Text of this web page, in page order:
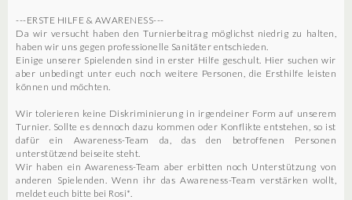
---ERSTE HILFE & AWARENESS---
Da wir versucht haben den Turnierbeitrag möglichst niedrig zu halten,
haben wir uns gegen professionelle Sanitäter entschieden.
Einige unserer Spielenden sind in erster Hilfe geschult. Hier suchen wir
aber unbedingt unter euch noch weitere Personen, die Ersthilfe leisten
können und möchten.
Wir tolerieren keine Diskriminierung in irgendeiner Form auf unserem
Turnier. Sollte es dennoch dazu kommen oder Konflikte entstehen, so ist
dafür ein Awareness-Team da, das den betroffenen Personen
unterstützend beiseite steht.
Wir haben ein Awareness-Team aber erbitten noch Unterstützung von
anderen Spielenden. Wenn ihr das Awareness-Team verstärken wollt,
meldet euch bitte bei Rosi*.